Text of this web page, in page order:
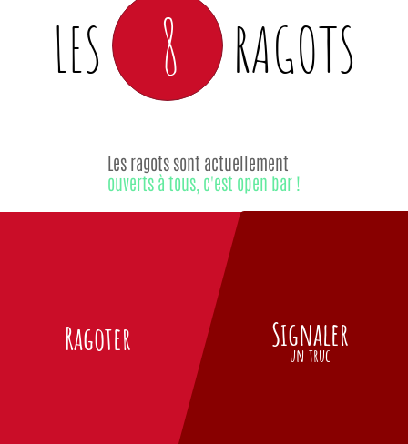
LES 8 RAGOTS
Ragoter
Les ragots sont actuellement
ouverts à tous, c'est open bar !
Signaler
un truc